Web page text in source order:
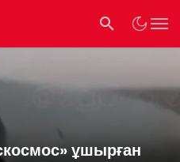
ұшырған